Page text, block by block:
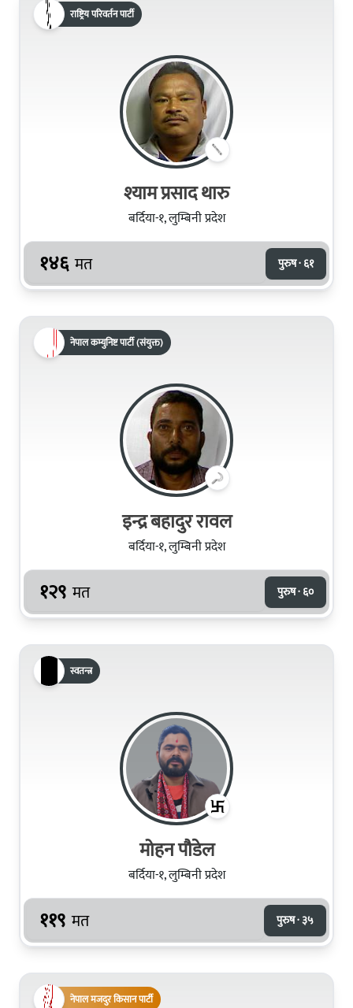
राष्ट्रिय परिवर्तन पार्टी
श्याम प्रसाद थारु
बर्दिया-१, लुम्बिनी प्रदेश
१४६ मत पुरुष · ६१
नेपाल कम्युनिष्ट पार्टी (संयुक्त)
इन्द्र बहादुर रावल
बर्दिया-१, लुम्बिनी प्रदेश
१२९ मत पुरुष · ६०
स्वतन्त्र
मोहन पौडेल
बर्दिया-१, लुम्बिनी प्रदेश
११९ मत पुरुष · ३५
नेपाल मजदुर किसान पार्टी